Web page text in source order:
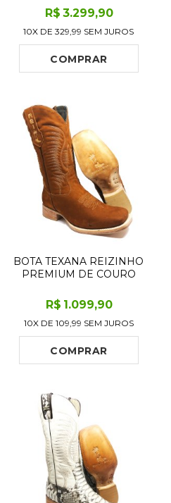
PYTHON BROWN GOLD
LIMITED EDITION - CANO
CURTO, BICO FINO -
SOLADO DE COURO
ARTESANAL INJETADO
R$ 3.299,90
10X DE329,99 SEM JUROS
COMPRAR
BOTA TEXANA REIZINHO
PREMIUM DE COURO
BUFALADA CARAMELO
LIMITED EDITION - CANO
ALTO, BICO QUADRADO -
SOLADO DE COURO
ARTESANAL
R$ 1.099,90
10X DE 109,99 SEM JUROS
COMPRAR